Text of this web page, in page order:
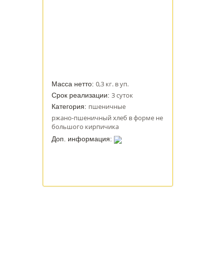
Масса нетто: 0,3 кг. в уп.
Срок реализации: 3 суток
Категория: пшеничные
ржано-пшеничный хлеб в форме не
большого кирпичика
Доп. информация: